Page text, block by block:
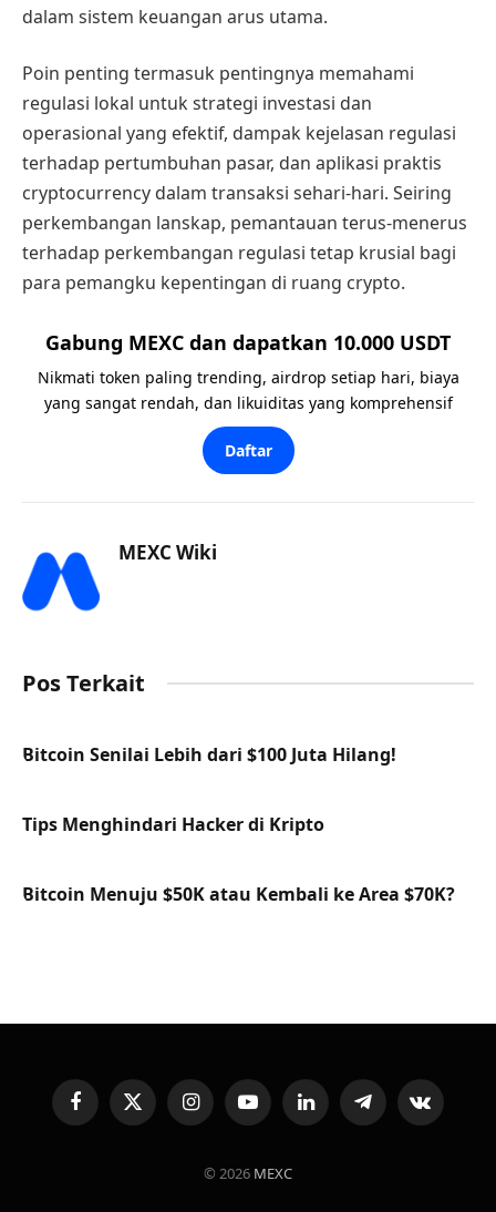
dalam sistem keuangan arus utama.
Poin penting termasuk pentingnya memahami
regulasi lokal untuk strategi investasi dan
operasional yang efektif, dampak kejelasan regulasi
terhadap pertumbuhan pasar, dan aplikasi praktis
cryptocurrency dalam transaksi sehari-hari. Seiring
perkembangan lanskap, pemantauan terus-menerus
terhadap perkembangan regulasi tetap krusial bagi
para pemangku kepentingan di ruang crypto.
Gabung MEXC dan dapatkan 10.000 USDT
Nikmati token paling trending, airdrop setiap hari, biaya
yang sangat rendah, dan likuiditas yang komprehensif
Daftar
MEXC Wiki
Pos Terkait
Bitcoin Senilai Lebih dari $100 Juta Hilang!
Tips Menghindari Hacker di Kripto
Bitcoin Menuju $50K atau Kembali ke Area $70K?
FacebookX
(Twitter)
InstagramYouTubeLinkedInTelegramVKontakte
© 2026 MEXC